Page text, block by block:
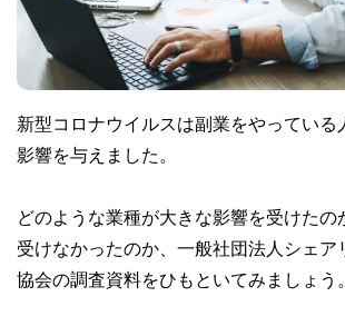
新型コロナウイルスは副業をやっている
影響を与えました。
どのような業種が大きな影響を受けたの
受けなかったのか、一般社団法人シェア
協会の調査資料をひもといてみましょう。